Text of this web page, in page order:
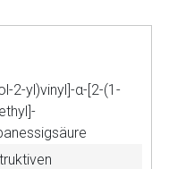
2-yl)vinyl]-α-[2-(1-